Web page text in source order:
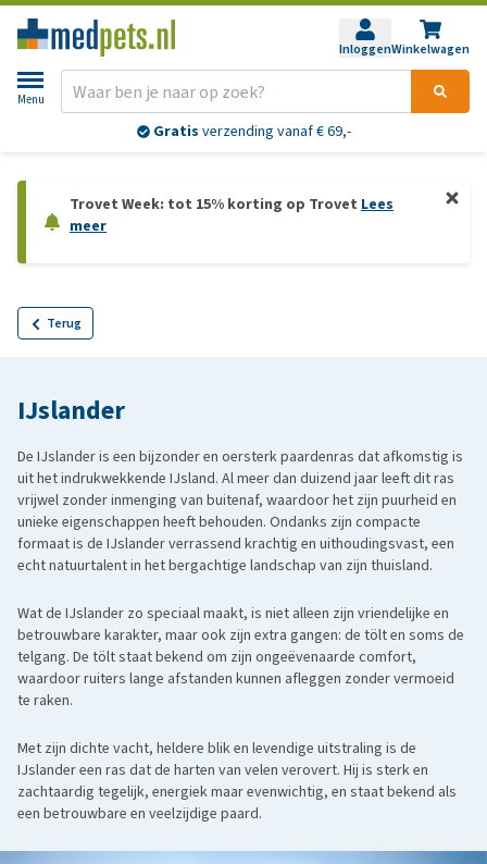
InloggenWinkelwagen
Menu
Gratis verzending vanaf € 69,-
Trovet Week: tot 15% korting op Trovet Lees
meer
Terug
IJslander
De IJslander is een bijzonder en oersterk paardenras dat afkomstig is
uit het indrukwekkende IJsland. Al meer dan duizend jaar leeft dit ras
vrijwel zonder inmenging van buitenaf, waardoor het zijn puurheid en
unieke eigenschappen heeft behouden. Ondanks zijn compacte
formaat is de IJslander verrassend krachtig en uithoudingsvast, een
echt natuurtalent in het bergachtige landschap van zijn thuisland.
Wat de IJslander zo speciaal maakt, is niet alleen zijn vriendelijke en
betrouwbare karakter, maar ook zijn extra gangen: de tölt en soms de
telgang. De tölt staat bekend om zijn ongeëvenaarde comfort,
waardoor ruiters lange afstanden kunnen afleggen zonder vermoeid
te raken.
Met zijn dichte vacht, heldere blik en levendige uitstraling is de
IJslander een ras dat de harten van velen verovert. Hij is sterk en
zachtaardig tegelijk, energiek maar evenwichtig, en staat bekend als
een betrouwbare en veelzijdige paard.